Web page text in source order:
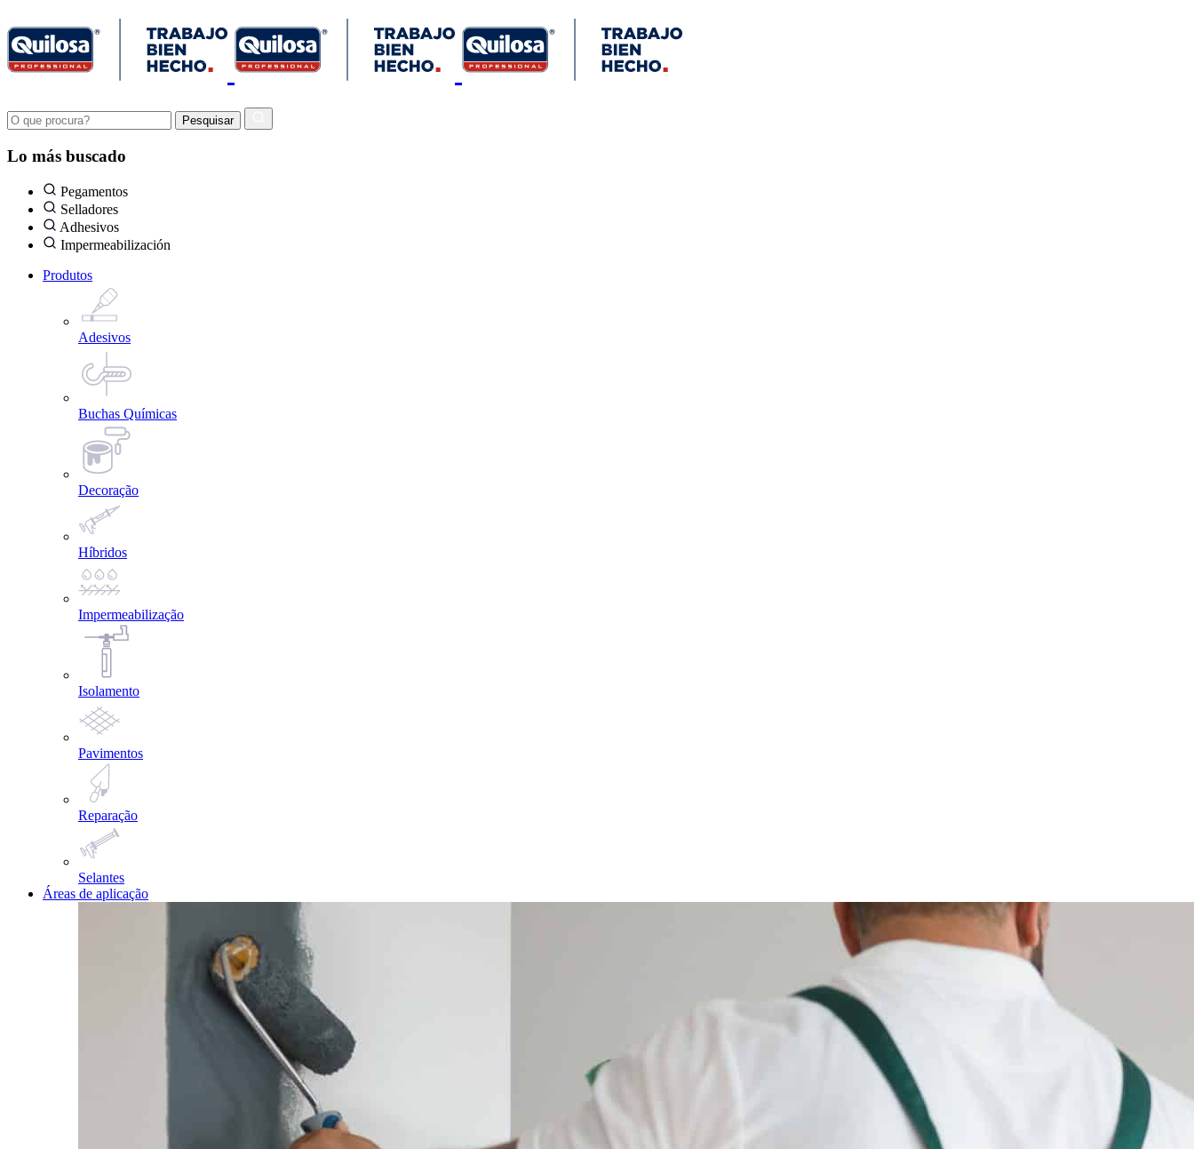
Lo más buscado
Pegamentos
Selladores
Adhesivos
Impermeabilización
Produtos
Adesivos
Buchas Químicas
Decoração
Híbridos
Impermeabilização
Isolamento
Pavimentos
Reparação
Selantes
Áreas de aplicação